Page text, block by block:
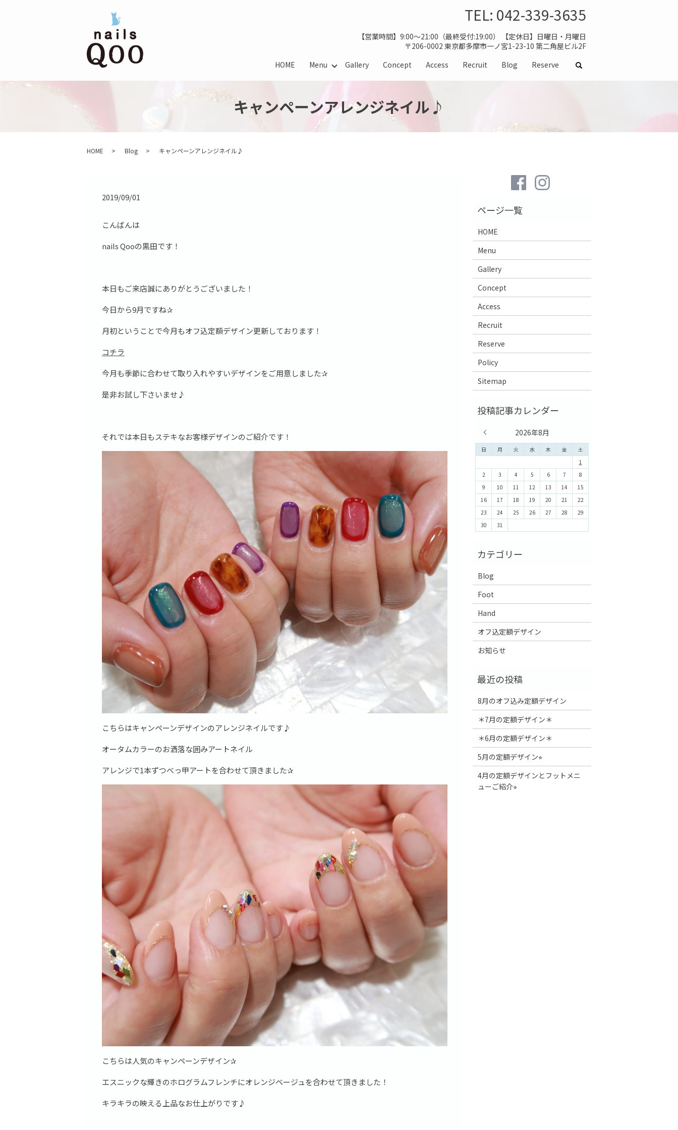
TEL: 042-339-3635
【営業時間】9:00～21:00（最終受付:19:00） 【定休日】日曜日・月曜日
〒206-0002 東京都多摩市一ノ宮1-23-10 第二角屋ビル2F
HOME
Menu Gallery Concept Access Recruit Blog Reserve search
キャンペーンアレンジネイル♪
HOME Blog キャンペーンアレンジネイル♪
2019/09/01
こんばんは
nails Qooの黒田です！
本日もご来店誠にありがとうございました！
今日から9月ですね✰
月初ということで今月もオフ込定額デザイン更新しております！
コチラ
今月も季節に合わせて取り入れやすいデザインをご用意しました✰
是非お試し下さいませ♪
それでは本日もステキなお客様デザインのご紹介です！
こちらはキャンペーンデザインのアレンジネイルです♪
オータムカラーのお洒落な囲みアートネイル
アレンジで1本ずつべっ甲アートを合わせて頂きました✰
こちらは人気のキャンペーンデザイン✰
エスニックな輝きのホログラムフレンチにオレンジベージュを合わせて頂きました！
キラキラの映える上品なお仕上がりです♪
HOME
Menu
Gallery
Concept
Access
Recruit
Reserve
Policy
Sitemap
2026年8月
日 月 火 水 木 金 土
1
2
3 4 5 6 7
8
9
10 11 12 13 14
15
16
17 18 19 20 21
22
23
24 25 26 27 28
29
30
31
Blog
Foot
Hand
オフ込定額デザイン
お知らせ
8月のオフ込み定額デザイン
＊7月の定額デザイン＊
＊6月の定額デザイン＊
5月の定額デザイン⭐︎
4月の定額デザインとフットメニ
ューご紹介⭐︎